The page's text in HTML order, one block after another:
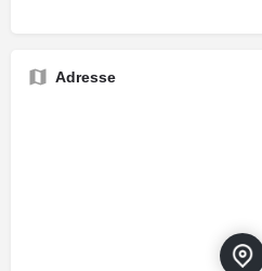
Adresse